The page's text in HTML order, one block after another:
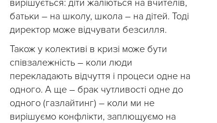
вирішується: діти жаліються на вчителів,
батьки – на школу, школа – на дітей. Тоді
директор може відчувати безсилля.
Також у колективі в кризі може бути
співзалежність – коли люди
перекладають відчуття і процеси одне на
одного. А ще – брак чутливості одне до
одного (газлайтинг) – коли ми не
вирішуємо конфлікти, заплющуємо на